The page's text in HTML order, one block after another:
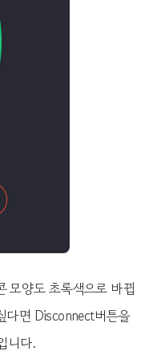
모양도 초록색으로 바뀝
다면 Disconnect버튼을
니다.